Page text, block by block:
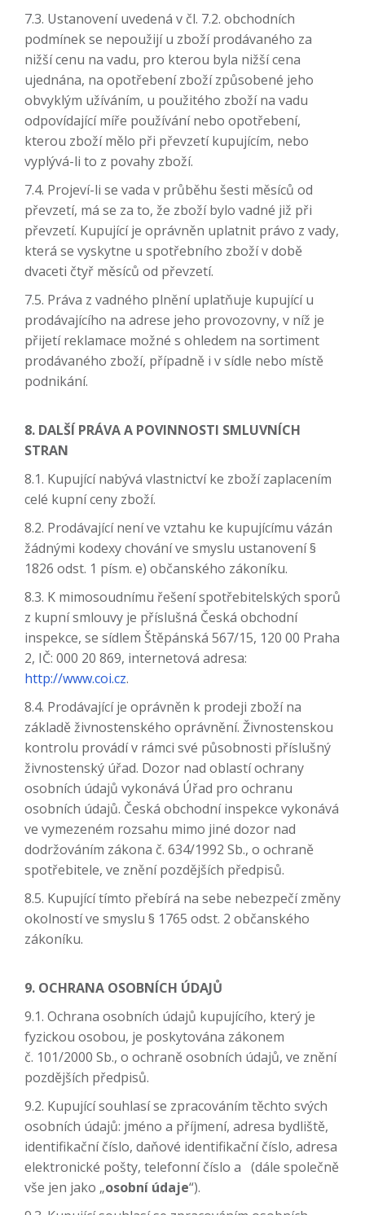
7.3. Ustanovení uvedená v čl. 7.2. obchodních
podmínek se nepoužijí u zboží prodávaného za
nižší cenu na vadu, pro kterou byla nižší cena
ujednána, na opotřebení zboží způsobené jeho
obvyklým užíváním, u použitého zboží na vadu
odpovídající míře používání nebo opotřebení,
kterou zboží mělo při převzetí kupujícím, nebo
vyplývá-li to z povahy zboží.
7.4. Projeví-li se vada v průběhu šesti měsíců od
převzetí, má se za to, že zboží bylo vadné již při
převzetí. Kupující je oprávněn uplatnit právo z vady,
která se vyskytne u spotřebního zboží v době
dvaceti čtyř měsíců od převzetí.
7.5. Práva z vadného plnění uplatňuje kupující u
prodávajícího na adrese jeho provozovny, v níž je
přijetí reklamace možné s ohledem na sortiment
prodávaného zboží, případně i v sídle nebo místě
podnikání.
8. DALŠÍ PRÁVA A POVINNOSTI SMLUVNÍCH
STRAN
8.1. Kupující nabývá vlastnictví ke zboží zaplacením
celé kupní ceny zboží.
8.2. Prodávající není ve vztahu ke kupujícímu vázán
žádnými kodexy chování ve smyslu ustanovení §
1826 odst. 1 písm. e) občanského zákoníku.
8.3. K mimosoudnímu řešení spotřebitelských sporů
z kupní smlouvy je příslušná Česká obchodní
inspekce, se sídlem Štěpánská 567/15, 120 00 Praha
2, IČ: 000 20 869, internetová adresa:
http://www.coi.cz.
8.4. Prodávající je oprávněn k prodeji zboží na
základě živnostenského oprávnění. Živnostenskou
kontrolu provádí v rámci své působnosti příslušný
živnostenský úřad. Dozor nad oblastí ochrany
osobních údajů vykonává Úřad pro ochranu
osobních údajů. Česká obchodní inspekce vykonává
ve vymezeném rozsahu mimo jiné dozor nad
dodržováním zákona č. 634/1992 Sb., o ochraně
spotřebitele, ve znění pozdějších předpisů.
8.5. Kupující tímto přebírá na sebe nebezpečí změny
okolností ve smyslu § 1765 odst. 2 občanského
zákoníku.
9. OCHRANA OSOBNÍCH ÚDAJŮ
9.1. Ochrana osobních údajů kupujícího, který je
fyzickou osobou, je poskytována zákonem
č. 101/2000 Sb., o ochraně osobních údajů, ve znění
pozdějších předpisů.
9.2. Kupující souhlasí se zpracováním těchto svých
osobních údajů: jméno a příjmení, adresa bydliště,
identifikační číslo, daňové identifikační číslo, adresa
elektronické pošty, telefonní číslo a (dále společně
vše jen jako „osobní údaje“).